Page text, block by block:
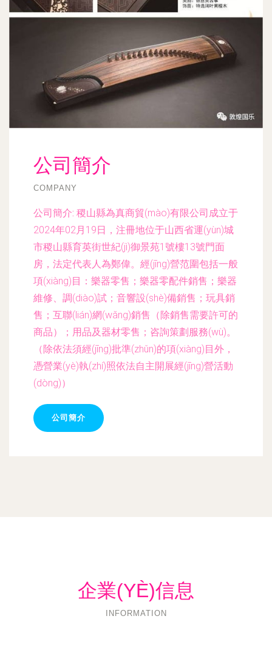
公司簡介
COMPANY
公司簡介: 稷山縣為真商貿(mào)有限公司成立于
2024年02月19日，注冊地位于山西省運(yùn)城
市稷山縣育英街世紀(jì)御景苑1號樓13號門面
房，法定代表人為鄭偉。經(jīng)營范圍包括一般
項(xiàng)目：樂器零售；樂器零配件銷售；樂器
維修、調(diào)試；音響設(shè)備銷售；玩具銷
售；互聯(lián)網(wǎng)銷售（除銷售需要許可的
商品）；用品及器材零售；咨詢策劃服務(wù)。
（除依法須經(jīng)批準(zhǔn)的項(xiàng)目外，
憑營業(yè)執(zhí)照依法自主開展經(jīng)營活動
(dòng)）
公司簡介
企業(YÈ)信息
INFORMATION